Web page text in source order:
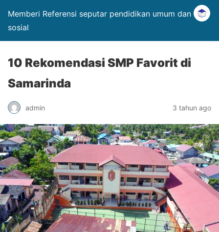
Memberi Referensi seputar pendidikan umum dan
sosial
10 Rekomendasi SMP Favorit di
Samarinda
admin 3 tahun ago